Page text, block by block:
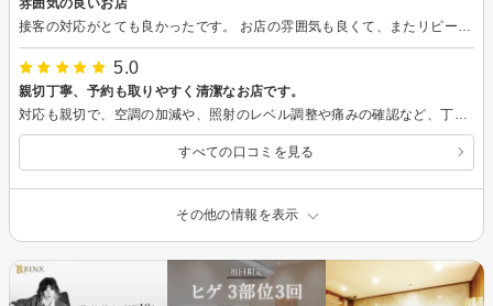
5.0
親切丁寧、予約も取りやすく清潔なお店です。
すべての口コミを見る
その他の情報を表示